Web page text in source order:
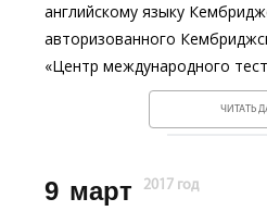
английскому языку
авторизованного
«Центр международного
ЧИТАТЬ
9 март 2017 год